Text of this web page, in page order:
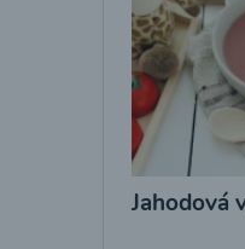
Jahodová